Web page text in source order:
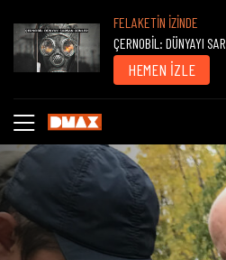
FELAKETİN İZİNDE
ÇERNOBİL: DÜNYAYI
HEMEN İZLE